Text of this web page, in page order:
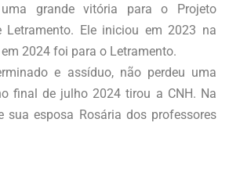
grande vitória para o Projeto
Letramento. Ele iniciou em 2023 na
2024 foi para o Letramento.
e assíduo, não perdeu uma
final de julho 2024 tirou a CNH. Na
sua esposa Rosária dos professores